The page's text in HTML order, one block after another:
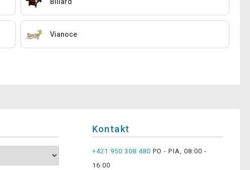
Vianoce
Kontakt
+421 950 308 480 PO - PIA, 08:00 -
16:00